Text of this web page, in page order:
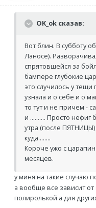
OK_ok сказав:
Вот блин. В субботу
Ланосе).
спрятовшейся за
бампере глубокие
это случилось у
узнала и о себе и о
то тут и не причем -
и .......... Просто
утра (после
куда........
Короче ужо с
месяцев.
у миня на такие случаю
а вообще все зависит
полиролькой а для